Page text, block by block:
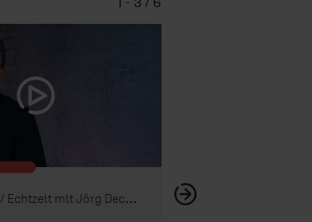
/ Echtzeit mit Jörg Dechert